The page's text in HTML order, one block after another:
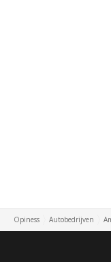
Opiness Autobedrijven